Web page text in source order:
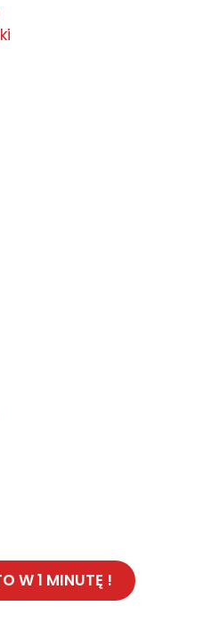
W 1 MINUTĘ !